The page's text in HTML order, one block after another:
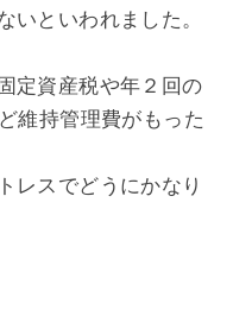
いといわれました。
定資産税や年２回の
維持管理費がもった
レスでどうにかなり